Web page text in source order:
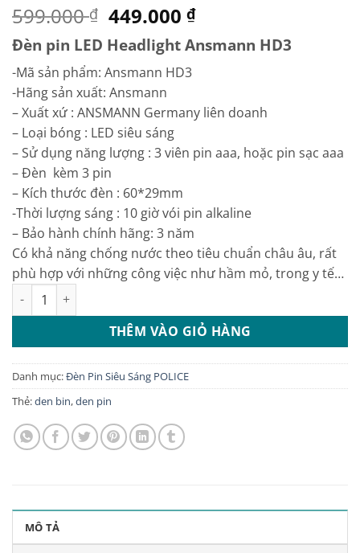
599.000₫ Giá
gốc
là:
599.000 ₫.
449.000₫Giá
tại
Đèn pin LED Headlight Ansmann HD3
-Mã sản phẩm: Ansmann HD3
-Hãng sản xuất: Ansmann
– Xuất xứ : ANSMANN Germany liên doanh
– Loại bóng : LED siêu sáng
– Sử dụng năng lượng : 3 viên pin aaa, hoặc pin sạc aaa
– Đèn kèm 3 pin
– Kích thước đèn : 60*29mm
-Thời lượng sáng : 10 giờ vói pin alkaline
– Bảo hành chính hãng: 3 năm
Có khả năng chống nước theo tiêu chuẩn châu âu, rất
phù hợp với những công việc như hầm mỏ, trong y tế…
Đèn pin LED Headlight Ansmann HD3/ Đèn pin đội đầu siêu
THÊM VÀO GIỎ HÀNG
Danh mục:Đèn Pin Siêu Sáng POLICE
Thẻ:den bin,den pin
MÔ TẢ